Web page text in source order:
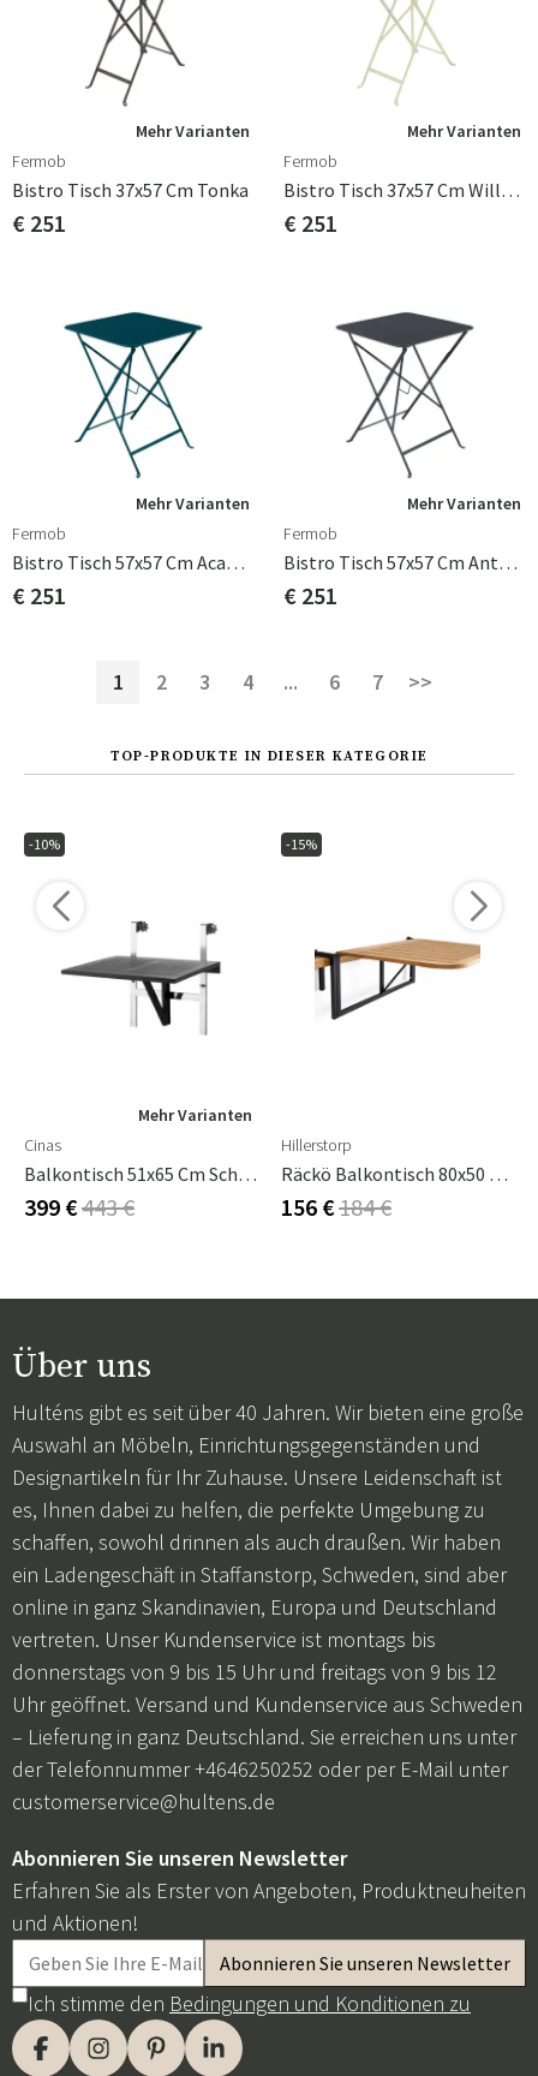
Mehr Varianten
Fermob
Bistro Tisch 37x57 Cm Tonka
€ 251
Mehr Varianten
Fermob
Bistro Tisch 37x57 Cm Willow Green
€ 251
Mehr Varianten
Fermob
Bistro Tisch 57x57 Cm Acapulco Blue
€ 251
Mehr Varianten
Fermob
Bistro Tisch 57x57 Cm Anthracite
€ 251
1 2 3 4 ... 6 7 >>
TOP-PRODUKTE IN DIESER KATEGORIE
-10%
Mehr Varianten
Cinas
Balkontisch 51x65 Cm Schwarz
399 €443 €
-15%
Hillerstorp
Räckö Balkontisch 80x50 Cm
156 €184 €
Über uns
Hulténs gibt es seit über 40 Jahren. Wir bieten eine große
Auswahl an Möbeln, Einrichtungsgegenständen und
Designartikeln für Ihr Zuhause. Unsere Leidenschaft ist
es, Ihnen dabei zu helfen, die perfekte Umgebung zu
schaffen, sowohl drinnen als auch draußen. Wir haben
ein Ladengeschäft in Staffanstorp, Schweden, sind aber
online in ganz Skandinavien, Europa und Deutschland
vertreten. Unser Kundenservice ist montags bis
donnerstags von 9 bis 15 Uhr und freitags von 9 bis 12
Uhr geöffnet. Versand und Kundenservice aus Schweden
– Lieferung in ganz Deutschland. Sie erreichen uns unter
der Telefonnummer +4646250252 oder per E-Mail unter
customerservice@hultens.de
Abonnieren Sie unseren Newsletter
Erfahren Sie als Erster von Angeboten, Produktneuheiten
und Aktionen!
Ich stimme den Bedingungen und Konditionen zu